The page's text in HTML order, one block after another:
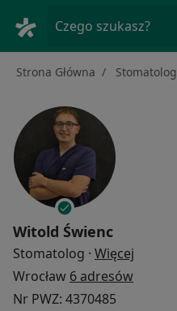
Czego szukasz?
Strona Główna Stomatolog
Witold Świenc
Stomatolog · Więcej
Wrocław 6 adresów
Nr PWZ: 4370485